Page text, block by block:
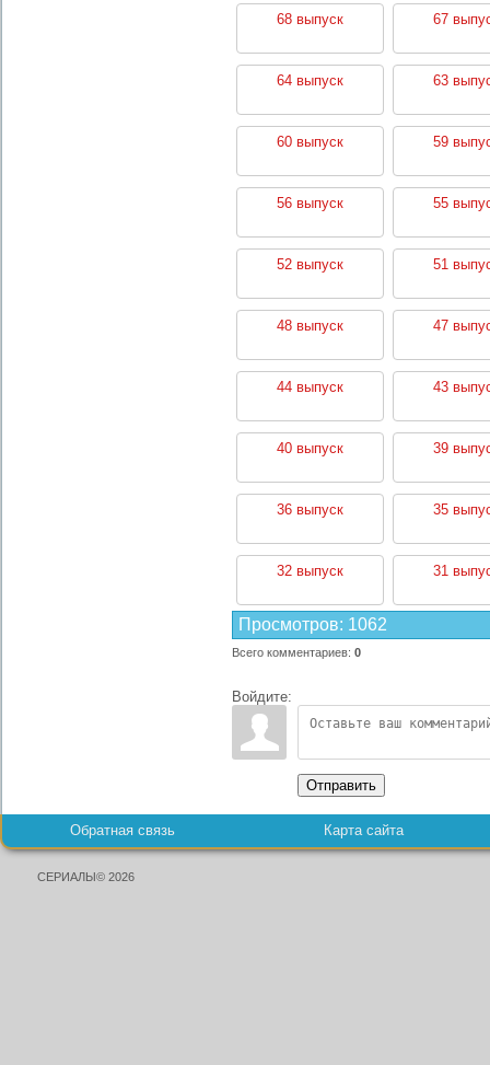
68 выпуск 67
64 выпуск 63
60 выпуск 59
56 выпуск 55
52 выпуск 51
48 выпуск 47
44 выпуск 43
40 выпуск 39
36 выпуск 35
32 выпуск 31
Просмотров: 1062
Всего комментариев: 0
Войдите:
Отправить
Обратная связь Карта сайта
СЕРИАЛЫ© 2026